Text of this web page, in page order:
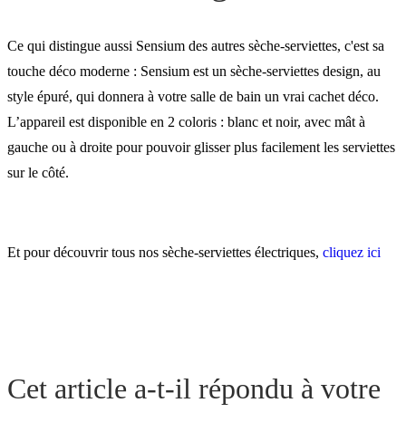
Ce qui distingue aussi Sensium des autres sèche-serviettes, c'est sa
touche déco moderne : Sensium est un sèche-serviettes design, au
style épuré, qui donnera à votre salle de bain un vrai cachet déco.
L’appareil est disponible en 2 coloris : blanc et noir, avec mât à
gauche ou à droite pour pouvoir glisser plus facilement les serviettes
sur le côté.
Et pour découvrir tous nos sèche-serviettes électriques, cliquez ici
Cet article a-t-il répondu à votre